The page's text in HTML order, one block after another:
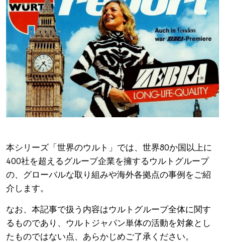
本シリーズ「世界のウルト」では、世界80か国以上に
400社を超えるグループ企業を擁するウルトグループ
の、グローバルな取り組みや海外各拠点の事例をご紹
介します。
なお、本記事で扱う内容はウルトグループ全体に関す
るものであり、ウルトジャパン単体の活動を対象とし
たものではない点、あらかじめご了承ください。